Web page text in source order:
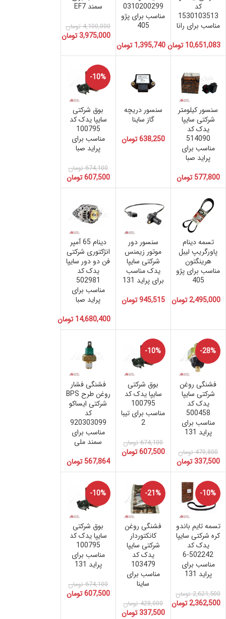
کد
1530103513
مناسب برای رانا
10,651,083 تومان
0310200299
مناسب برای پژو
405
1,395,740 تومان
سمند EF7
4,100,000 تومان
3,975,000تومان
سنسور کیلومتر
شرکتی سایپا
یدک کد
514090
مناسب برای
پراید صبا
577,800 تومان
سنسور دریچه
گاز ساینا
638,250تومان
-10%
بوق شرکتی
سایپا یدک کد
100795
مناسب برای
پراید صبا
674,100 تومان
607,500تومان
تسمه دینام
پاورگریپ لیبل
هرینگتون
مناسب برای پژو
405
2,495,000تومان
سنسور دور
موتور زیمنس
شرکتی سایپا
یدک مناسب
برای پراید 131
945,515تومان
دینام 65 آمپر
انژکتوری شرکتی
فن دو دور سایپا
یدک کد
502981
مناسب برای
پراید صبا
14,680,400 تومان
-28%
فشنگی روغن
شرکتی سایپا
یدک کد
500458
مناسب برای
پراید 131
470,800 تومان
337,500تومان
-10%
بوق شرکتی
سایپا یدک کد
100795
مناسب برای تیبا
2
674,100 تومان
607,500تومان
فشنگی فشار
روغن طرح BPS
شرکتی ایساکو
کد
920303099
مناسب برای
سمند ملی
567,864 تومان
-10%
تسمه تایم باندو
کره شرکتی سایپا
یدک کد
502242-6
مناسب برای
پراید 131
2,621,500 تومان
2,362,500تومان
-21%
فشنگی روغن
کانکتوردار
شرکتی سایپا
یدک کد
103479
مناسب برای
ساینا
428,000 تومان
337,500تومان
-10%
بوق شرکتی
سایپا یدک کد
100795
مناسب برای
پراید 131
674,100 تومان
607,500تومان